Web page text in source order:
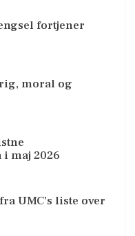
fortjener
moral og
maj 2026
UMC’s liste over